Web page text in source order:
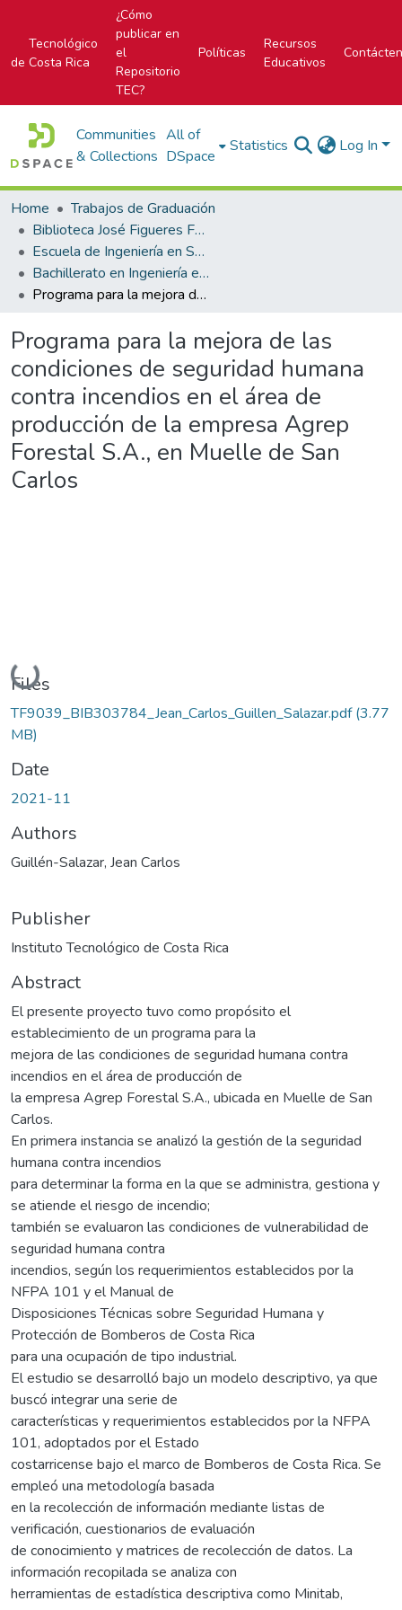
Tecnológico
de Costa Rica
¿Cómo
publicar en
el
Repositorio
TEC?
Políticas
Recursos
Educativos
Communities
& Collections
All of
DSpace
Statistics Log In
Home
Trabajos de Graduación
Biblioteca José Figueres Ferrer
Escuela de Ingeniería en Seguridad Laboral e Higiene Ambiental
Bachillerato en Ingeniería en Seguridad Laboral e Higiene Ambiental
Programa para la mejora de las condiciones de seguridad humana contra incendios en el área de producción de la empresa Agrep Forestal S.A., en Muelle de San Carlos
Programa para la mejora de las
condiciones de seguridad humana
contra incendios en el área de
producción de la empresa Agrep
Forestal S.A., en Muelle de San
Carlos
Loading...
Files
TF9039_BIB303784_Jean_Carlos_Guillen_Salazar.pdf(3.77
MB)
Date
2021-11
Authors
Guillén-Salazar, Jean Carlos
Publisher
Instituto Tecnológico de Costa Rica
Abstract
El presente proyecto tuvo como propósito el
establecimiento de un programa para la
mejora de las condiciones de seguridad humana contra
incendios en el área de producción de
la empresa Agrep Forestal S.A., ubicada en Muelle de San
Carlos.
En primera instancia se analizó la gestión de la seguridad
humana contra incendios
para determinar la forma en la que se administra, gestiona y
se atiende el riesgo de incendio;
también se evaluaron las condiciones de vulnerabilidad de
seguridad humana contra
incendios, según los requerimientos establecidos por la
NFPA 101 y el Manual de
Disposiciones Técnicas sobre Seguridad Humana y
Protección de Bomberos de Costa Rica
para una ocupación de tipo industrial.
El estudio se desarrolló bajo un modelo descriptivo, ya que
buscó integrar una serie de
características y requerimientos establecidos por la NFPA
101, adoptados por el Estado
costarricense bajo el marco de Bomberos de Costa Rica. Se
empleó una metodología basada
en la recolección de información mediante listas de
verificación, cuestionarios de evaluación
de conocimiento y matrices de recolección de datos. La
información recopilada se analiza con
herramientas de estadística descriptiva como Minitab,